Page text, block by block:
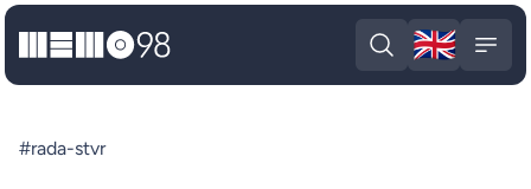
MEMO98
Open search
🇬🇧
#rada-stvr